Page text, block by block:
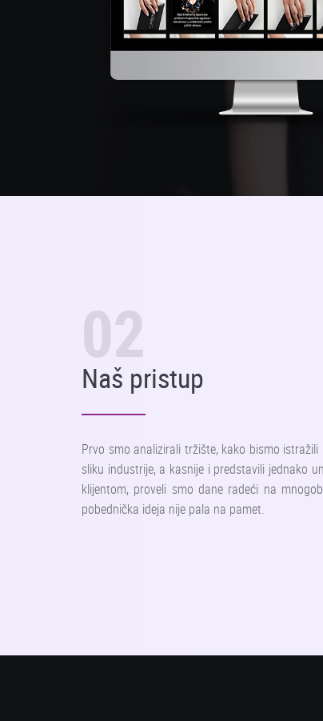
02
Naš pristup
Prvo smo analizirali tržište, kako bismo
sliku industrije, a kasnije i predstavili jednako
klijentom, proveli smo dane radeći na
pobednička ideja nije pala na pamet.